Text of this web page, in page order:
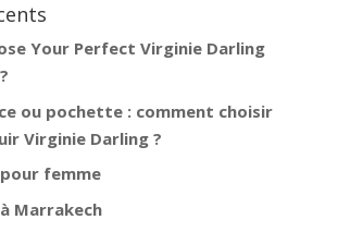
Your Perfect Virginie Darling
ou pochette : comment choisir
Virginie Darling ?
femme
Marrakech